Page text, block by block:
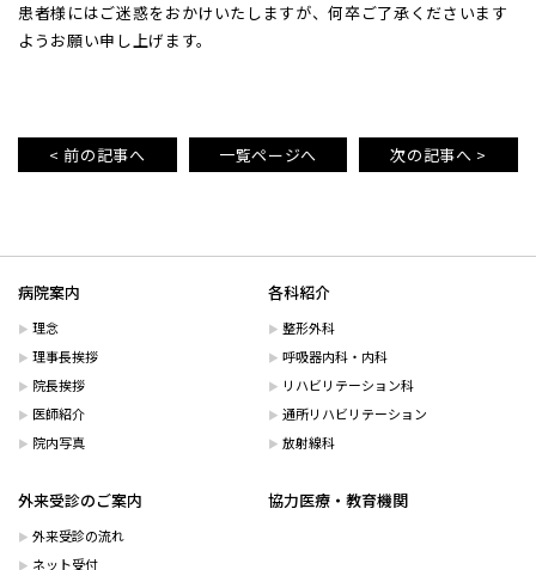
患者様にはご迷惑をおかけいたしますが、何卒ご了承くださいます
ようお願い申し上げます。
< 前の記事へ 一覧ページへ 次の記事へ >
病院案内
理念
理事長挨拶
院長挨拶
医師紹介
院内写真
各科紹介
整形外科
呼吸器内科・内科
リハビリテーション科
通所リハビリテーション
放射線科
外来受診のご案内
外来受診の流れ
ネット受付
協力医療・教育機関